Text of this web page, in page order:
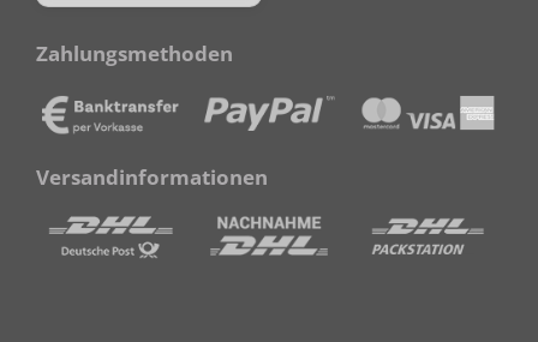
Zahlungsmethoden
Versandinformationen